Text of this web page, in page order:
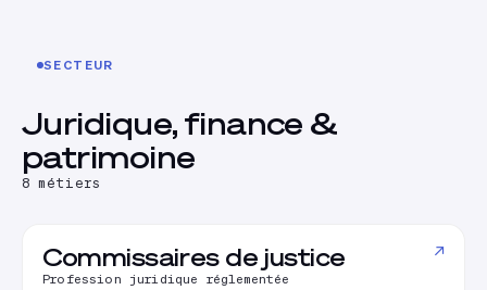
SECTEUR
Juridique, finance &
patrimoine
8 métiers
Commissaires de justice
Profession juridique réglementée
↗